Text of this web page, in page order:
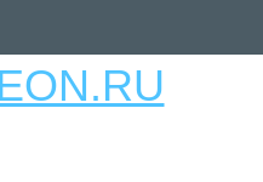
газовые котлы,